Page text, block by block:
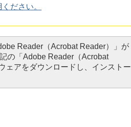
ださい。
Reader（Acrobat Reader）」が
の「Adobe Reader（Acrobat
ェアをダウンロードし、インストー